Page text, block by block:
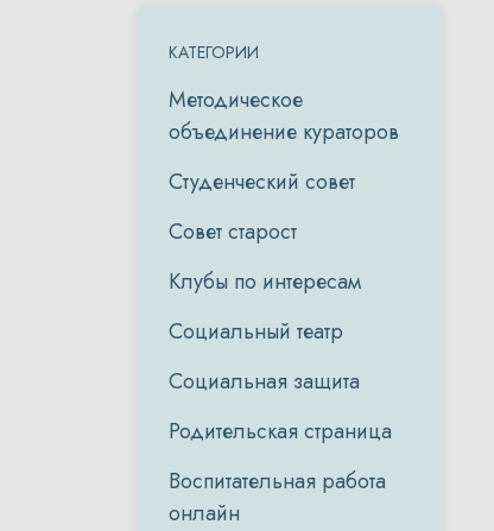
КАТЕГОРИИ
Методическое
объединение кураторов
Студенческий совет
Совет старост
Клубы по интересам
Социальный театр
Социальная защита
Родительская страница
Воспитательная работа
онлайн